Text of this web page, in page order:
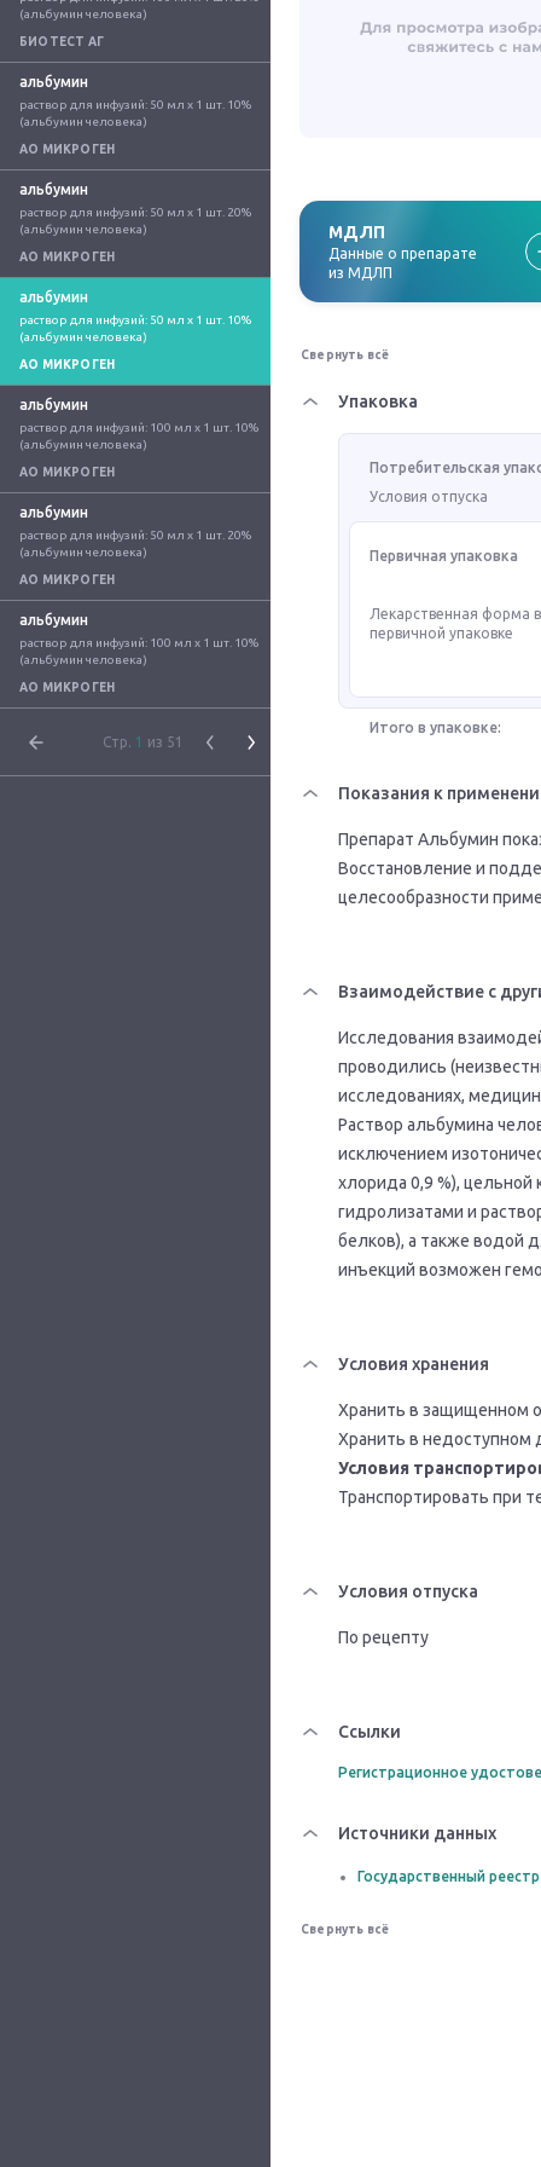
(альбумин человека)
БИОТЕСТ АГ
альбумин
раствор для инфузий: 50 мл x 1 шт. 10%
(альбумин человека)
АО МИКРОГЕН
альбумин
раствор для инфузий: 50 мл x 1 шт. 20%
(альбумин человека)
АО МИКРОГЕН
альбумин
раствор для инфузий: 50 мл x 1 шт. 10%
(альбумин человека)
АО МИКРОГЕН
альбумин
раствор для инфузий: 100 мл x 1 шт. 10%
(альбумин человека)
АО МИКРОГЕН
альбумин
раствор для инфузий: 50 мл x 1 шт. 20%
(альбумин человека)
АО МИКРОГЕН
альбумин
раствор для инфузий: 100 мл x 1 шт. 10%
(альбумин человека)
АО МИКРОГЕН
Стр. 1 из 51
МДЛП
Данные о препарате
из МДЛП
Свернуть всё
Упаковка
Потребительская
Условия отпуска
Первичная упаковка
Лекарственная форма
первичной упаковке
Итого в упаковке:
Показания к
Препарат Альбумин
Восстановление и
целесообразности
Взаимодействие с
Исследования
проводились
исследованиях,
Раствор альбумина
исключением
хлорида 0,9 %),
гидролизатами и
белков), а также водой
инъекций возможен
Условия хранения
Хранить в защищенном
Хранить в недоступном
Условия
Транспортировать при
Условия отпуска
По рецепту
Ссылки
Регистрационное
Источники данных
Государственный
Свернуть всё